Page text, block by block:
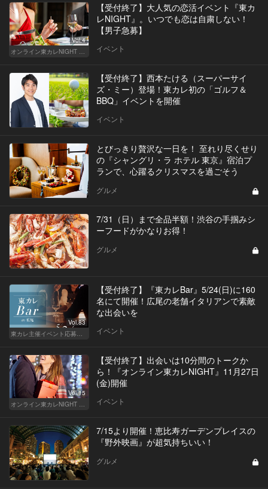
Vol.4
【受付終了】大人気の恋活イベント『東カ
レNIGHT』。いつでも恋は自粛しない！
【男子急募】
イベント
【受付終了】西本たける（スーパーサイ
ズ・ミー）登場！東カレ初の「ゴルフ＆
BBQ」イベントを開催
イベント
とびっきり贅沢な一日を！ 至れり尽くせり
の『シャングリ・ラ ホテル 東京』宿泊プ
ランで、心躍るクリスマスを過ごそう
グルメ
7/31（日）まで全品半額！渋谷の手掴みシ
ーフードがかなりお得！
グルメ
Vol.83
【受付終了】『東カレBar』5/24(日)に160
名にて開催！広尾の老舗イタリアンで素敵
な出会いを
イベント
Vol.15
【受付終了】出会いは10分間のトークか
ら！『オンライン東カレNIGHT』11月27日
(金)開催
イベント
7/15より開催！恵比寿ガーデンプレイスの
『野外映画』が超気持ちいい！
グルメ